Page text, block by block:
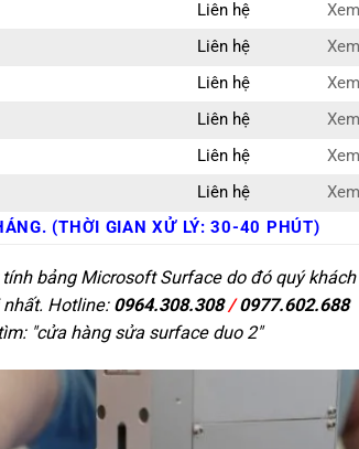
Liên hệ
Liên hệ
Liên hệ
Liên hệ
Liên hệ
Liên hệ
(THỜI GIAN XỬ LÝ: 30-40 PHÚT)
bảng Microsoft Surface do đó quý
Hotline: 0964.308.308/0977.602.688
"cửa hàng sửa surface duo 2"